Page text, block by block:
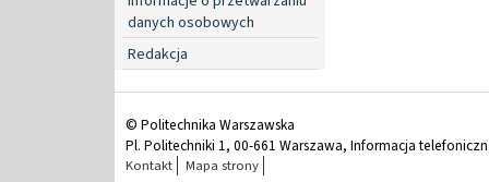
danych osobowych
Redakcja
© Politechnika Warszawska
Pl. Politechniki 1, 00-661 Warszawa, Informacja
Kontakt Mapa strony